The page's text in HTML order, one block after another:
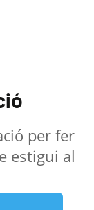
per fer
estigui al